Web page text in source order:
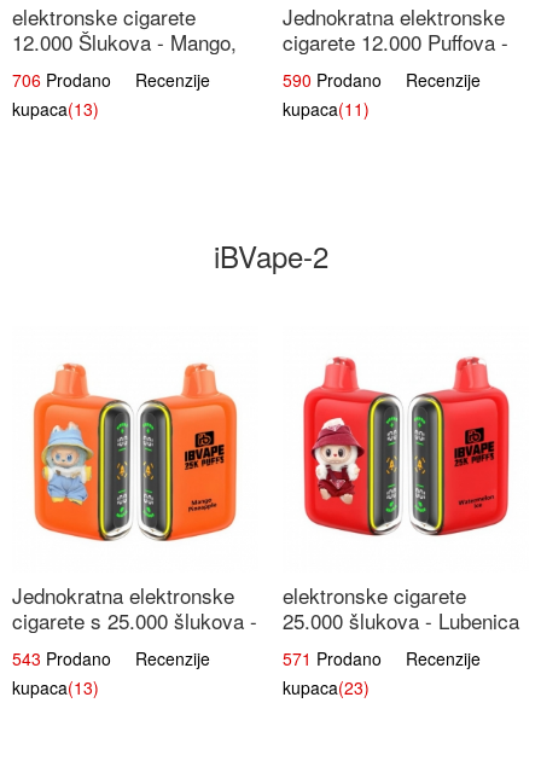
elektronske cigarete
12.000 Šlukova - Mango,
Ananas, Breskva | Tropska
Voćna Mješavina
706 Prodano Recenzije
kupaca(13)
Jednokratna elektronske
cigarete 12.000 Puffova -
Ananas i Kokos Sladoled |
Tropski Desert
590 Prodano Recenzije
kupaca(11)
iBVape-2
Jednokratna elektronske
cigarete s 25.000 šlukova -
Mango & Ananas |
Egzotična Voćna
Mješavina
543 Prodano Recenzije
kupaca(13)
elektronske cigarete
25.000 šlukova - Lubenica
Led | Osježavajući Ljetni
Okus
571 Prodano Recenzije
kupaca(23)